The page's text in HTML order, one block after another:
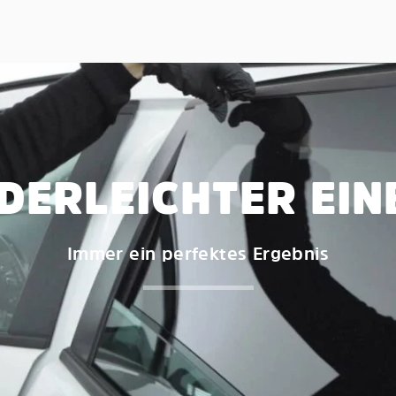
Immer ein perfektes Ergebnis